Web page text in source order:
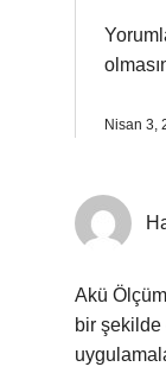
Nisan 3,
Akü
bir şekilde